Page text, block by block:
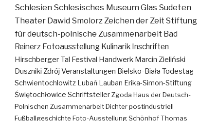
Schlesien Schlesisches MuseumGlas Sudeten
Theater Dawid SmolorzZeichen der Zeit Stiftung
für deutsch-polnische Zusammenarbeit Bad
Reinerz Fotoausstellung Kulinarik Inschriften
Hirschberger Tal Festival Handwerk Marcin Zieliński
Duszniki Zdrój Veranstaltungen Bielsko-Biała Todestag
Schwientochlowitz Lubań Lauban Erika-Simon-Stiftung
Świętochłowice SchriftstellerZgoda Haus der Deutsch-
Polnischen ZusammenarbeitDichterpostindustriell
Fußballgeschichte Foto-AusstellungSchönhofThomas